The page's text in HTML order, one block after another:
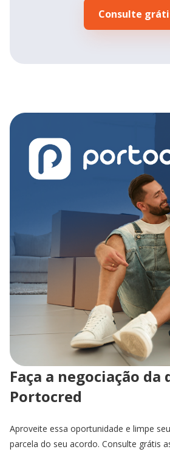
Consulte
Faça a negociação da
Portocred
Aproveite essa oportunidade e limpe
parcela do seu acordo. Consulte grátis